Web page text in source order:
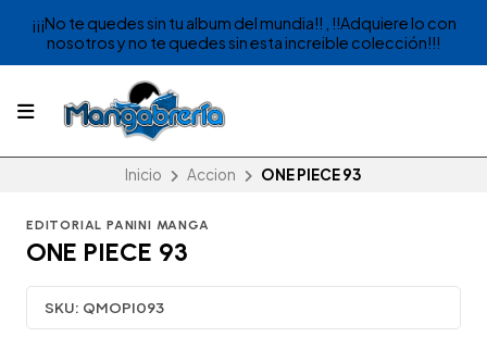
¡¡¡No te quedes sin tu album del mundia!! , !!Adquiere lo con
nosotros y no te quedes sin esta increible colección!!!
Inicio Accion ONE PIECE 93
EDITORIAL PANINI MANGA
ONE PIECE 93
SKU: QMOPI093